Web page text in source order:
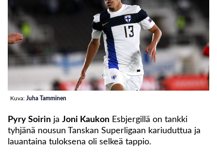
Kuva: Juha Tamminen
Pyry Soirin ja Joni Kaukon Esbjergillä on tankki
tyhjänä nousun Tanskan Superligaan kariuduttua ja
lauantaina tuloksena oli selkeä tappio.